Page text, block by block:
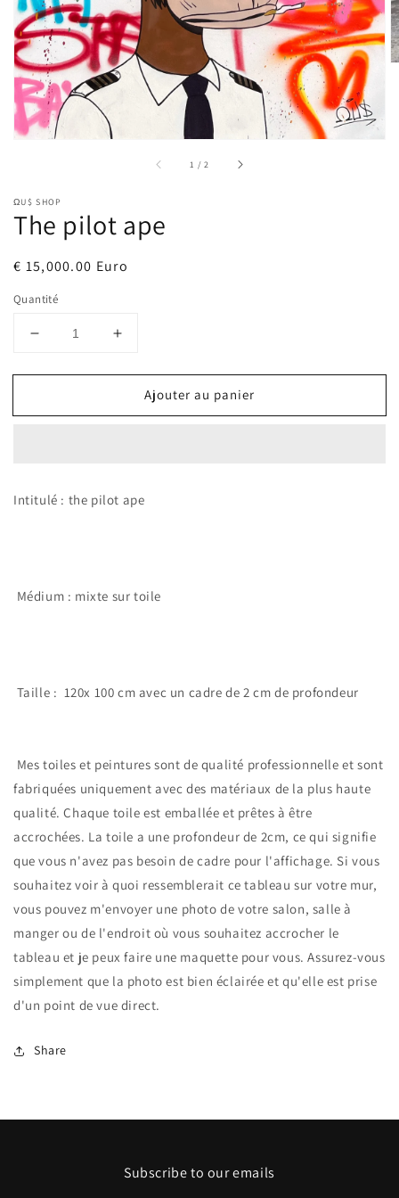
vue
de
la
galerie
1 /sur
2
ΩU$ SHOP
The pilot ape
Prix
€ 15,000.00 Euro
Quantité
Réduire
quantité
The
Augmenter
quantité
The
Ajouter au panier
Intitulé : the pilot ape
Médium : mixte sur toile
Taille : 120x 100 cm avec un cadre de 2 cm de profondeur
Mes toiles et peintures sont de qualité professionnelle et sont
fabriquées uniquement avec des matériaux de la plus haute
qualité. Chaque toile est emballée et prêtes à être
accrochées. La toile a une profondeur de 2cm, ce qui signifie
que vous n'avez pas besoin de cadre pour l'affichage. Si vous
souhaitez voir à quoi ressemblerait ce tableau sur votre mur,
vous pouvez m'envoyer une photo de votre salon, salle à
manger ou de l'endroit où vous souhaitez accrocher le
tableau et je peux faire une maquette pour vous. Assurez-vous
simplement que la photo est bien éclairée et qu'elle est prise
d'un point de vue direct.
Share
Subscribe to our emails